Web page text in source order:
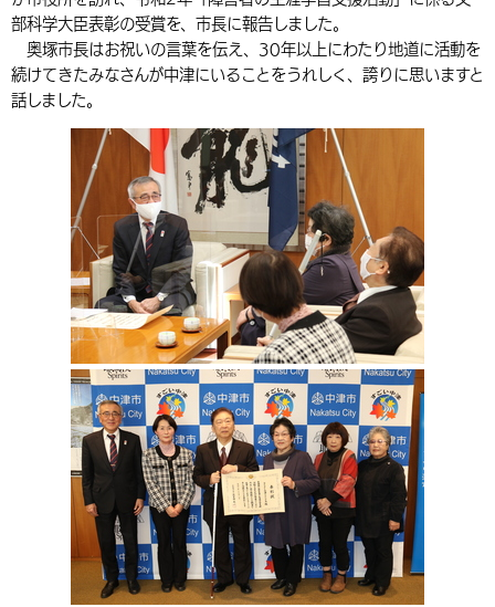
英語（English） 中国語（簡体字）
中国語（繁体字） 韓国語（한국어）
組織案内
税金 住宅・インフラ
環境・衛生 生涯学習・スポーツ・人権
選挙
農林水産業 税金
都市整備
施設情報 子どもを預ける
手当・助成 健康・医療
相談・支援・情報
観光・移住
観光なび スポットを探す
遊ぶ・体験する
買う・おみやげ 四季のイベント・祭り
移住・定住
市政情報
中津市について
地方創生・地域活性化 広報・広聴
行政・計画
部科学大臣表彰の受賞を、市長に報告しました。
奥塚市長はお祝いの言葉を伝え、30年以上にわたり地道に活動を
続けてきたみなさんが中津にいることをうれしく、誇りに思いますと
話しました。